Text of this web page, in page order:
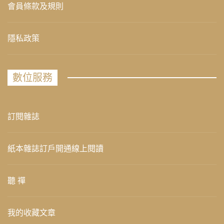
會員條款及規則
隱私政策
數位服務
訂閱雜誌
紙本雜誌訂戶開通線上閱讀
聽 禪
我的收藏文章